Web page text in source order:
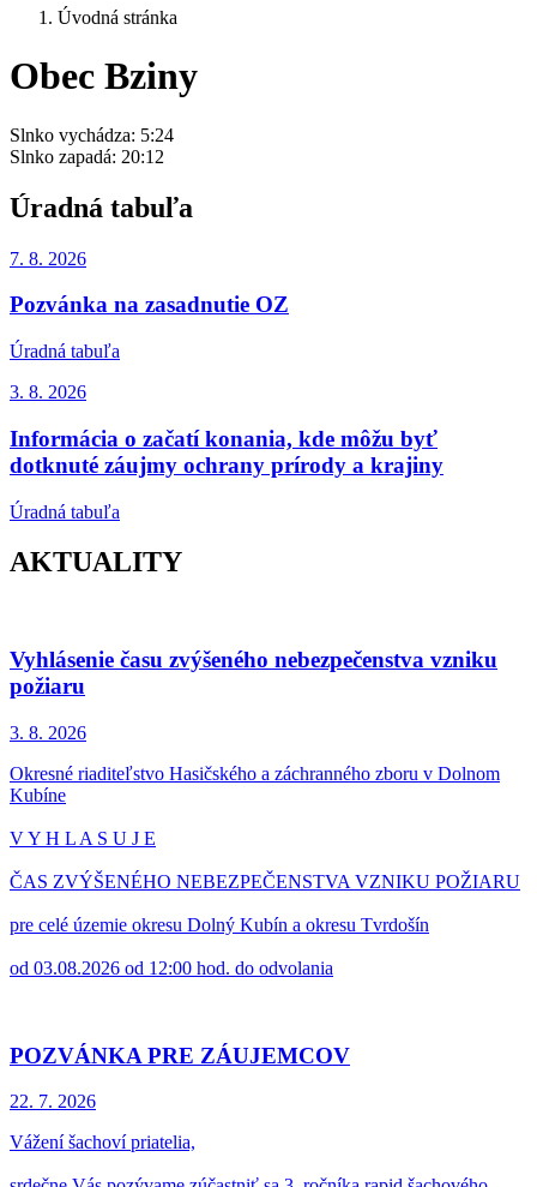
Úvodná stránka
Obec Bziny
Slnko vychádza: 5:24
Slnko zapadá: 20:12
Úradná tabuľa
7. 8. 2026
Pozvánka na zasadnutie OZ
Úradná tabuľa
3. 8. 2026
Informácia o začatí konania, kde môžu byť
dotknuté záujmy ochrany prírody a krajiny
Úradná tabuľa
AKTUALITY
Vyhlásenie času zvýšeného nebezpečenstva vzniku
požiaru
3. 8. 2026
Okresné riaditeľstvo Hasičského a záchranného zboru v Dolnom
Kubíne
V Y H L A S U J E
ČAS ZVÝŠENÉHO NEBEZPEČENSTVA VZNIKU POŽIARU
pre celé územie okresu Dolný Kubín a okresu Tvrdošín
od 03.08.2026 od 12:00 hod. do odvolania
POZVÁNKA PRE ZÁUJEMCOV
22. 7. 2026
Vážení šachoví priatelia,